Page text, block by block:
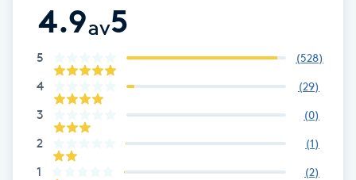
Fettreducering
Fibromassage
Fotmassage
4.9av5
5 (528)
4 (29)
3 (0)
2 (1)
1 (2)